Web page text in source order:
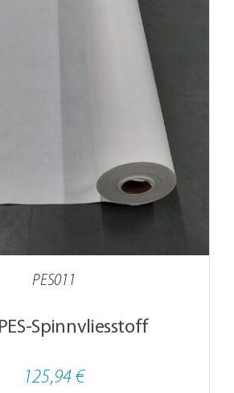
PES011
Spinnvliesstoff
125,94€